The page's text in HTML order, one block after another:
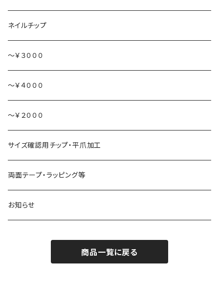
ハート持ち
動物
食べ物
ネイルチップ
～￥３０００
～￥４０００
～￥２０００
サイズ確認用チップ・平爪加工
両面テープ・ラッピング等
お知らせ
商品一覧に戻る